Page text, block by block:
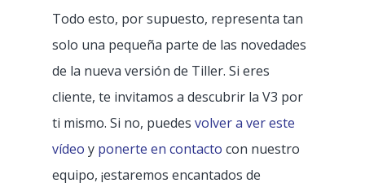
Todo esto, por supuesto, representa tan
solo una pequeña parte de las novedades
de la nueva versión de Tiller. Si eres
cliente, te invitamos a descubrir la V3 por
ti mismo. Si no, puedes volver a ver este
vídeo y ponerte en contacto con nuestro
equipo, ¡estaremos encantados de